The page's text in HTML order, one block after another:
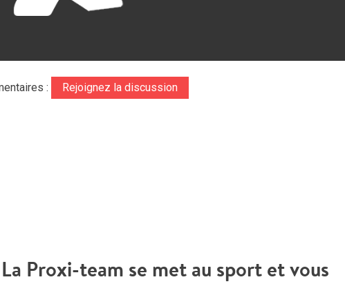
: Rejoignez la discussion
Proxi-team se met au sport et vous